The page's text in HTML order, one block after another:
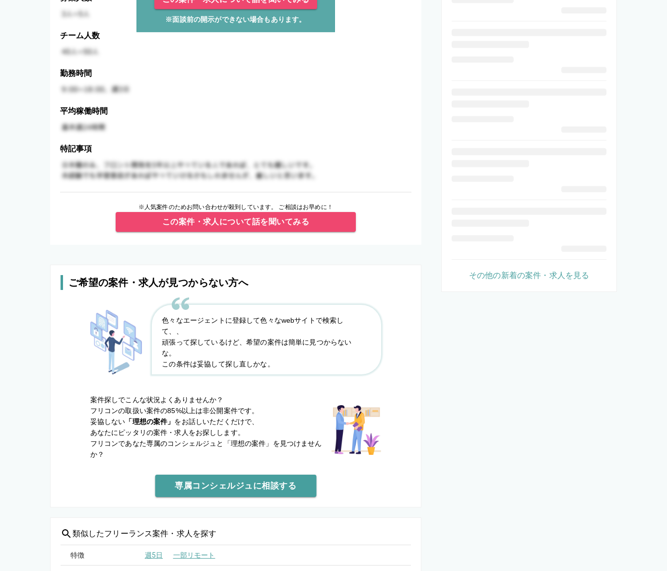
※面談前の開示ができない場合もあります。
チーム人数
勤務時間
平均稼働時間
特記事項
※人気案件のためお問い合わせが殺到しています。 ご相談はお早めに！
この案件・求人について話を聞いてみる
ご希望の案件・求人が見つからない方へ
色々なエージェントに登録して色々なwebサイトで検索し
て、、
頑張って探しているけど、希望の案件は簡単に見つからない
な。
この条件は妥協して探し直しかな。
案件探しでこんな状況よくありませんか？
フリコンの取扱い案件の85%以上は非公開案件です。
妥協しない 「理想の案件」 をお話しいただくだけで、
あなたにピッタリの案件・求人をお探しします。
フリコンであなた専属のコンシェルジュと
「理想の案件」を見つけません
か？
専属コンシェルジュに相談する
類似したフリーランス案件・求人を探す
特徴 週5日 一部リモート
その他の新着の案件・求人を見る